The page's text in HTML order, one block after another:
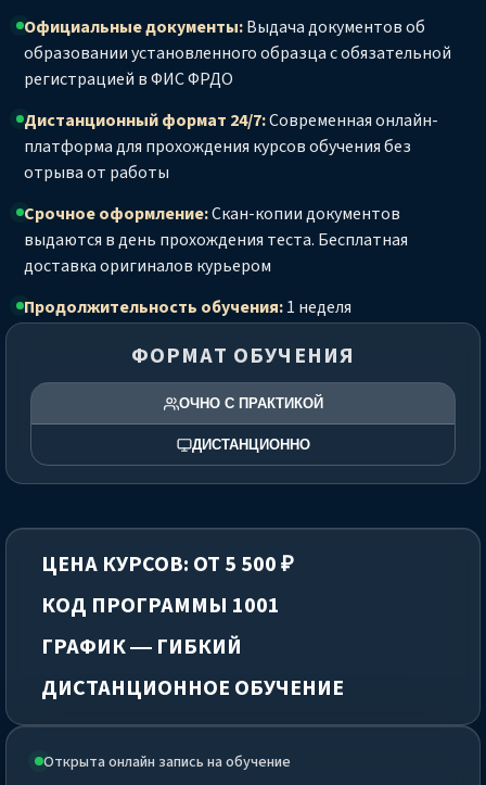
Официальные документы:Выдача документов об
образовании установленного образца с обязательной
регистрацией в ФИС ФРДО
Дистанционный формат 24/7:Современная онлайн-
платформа для прохождения курсов обучения без
отрыва от работы
Срочное оформление:Скан-копии документов
выдаются в день прохождения теста. Бесплатная
доставка оригиналов курьером
Продолжительность обучения:1 неделя
Открыта онлайн запись на обучение
ФОРМАТ ОБУЧЕНИЯ
ОЧНО С ПРАКТИКОЙ
ДИСТАНЦИОННО
ЦЕНА КУРСОВ: ОТ 5 500 ₽
КОД ПРОГРАММЫ 1001
ГРАФИК — ГИБКИЙ
ДИСТАНЦИОННОЕ ОБУЧЕНИЕ